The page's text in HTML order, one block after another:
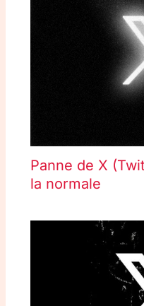
Panne de X
la normale